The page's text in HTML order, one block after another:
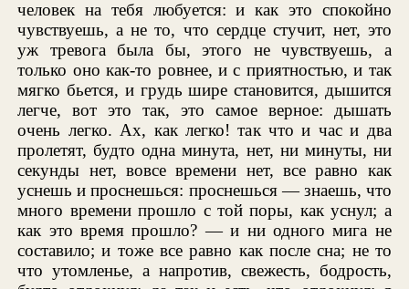
человек на тебя любуется: и как это спокойно
чувствуешь, а не то, что сердце стучит, нет, это
уж тревога была бы, этого не чувствуешь, а
только оно как-то ровнее, и с приятностью, и так
мягко бьется, и грудь шире становится, дышится
легче, вот это так, это самое верное: дышать
очень легко. Ах, как легко! так что и час и два
пролетят, будто одна минута, нет, ни минуты, ни
секунды нет, вовсе времени нет, все равно как
уснешь и проснешься: проснешься — знаешь, что
много времени прошло с той поры, как уснул; а
как это время прошло? — и ни одного мига не
составило; и тоже все равно как после сна; не то
что утомленье, а напротив, свежесть, бодрость,